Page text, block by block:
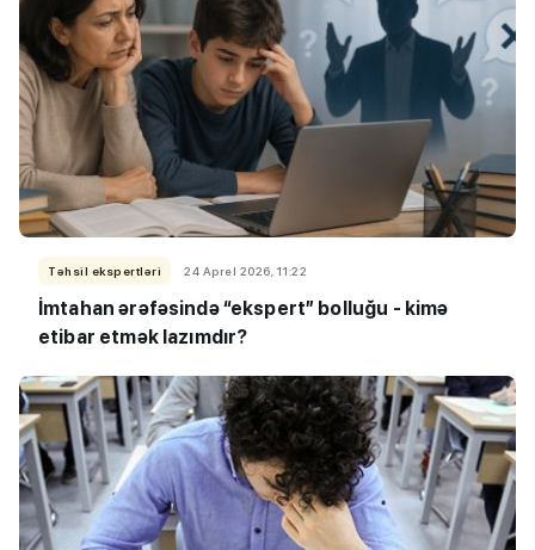
Təhsil ekspertləri 24 Aprel 2026, 11:22
İmtahan ərəfəsində “ekspert” bolluğu - kimə
etibar etmək lazımdır?